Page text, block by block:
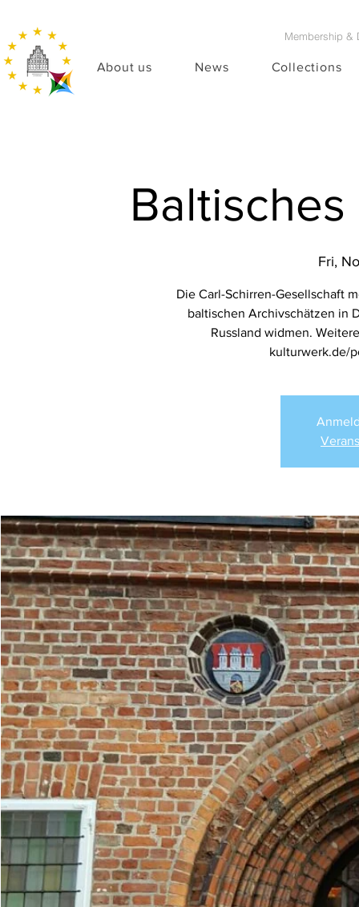
About us News Collections
Membership &
Fri,
Die Carl-Schirren-Gesellschaft
baltischen Archivschätzen in
Russland widmen.
kulturwerk.de/